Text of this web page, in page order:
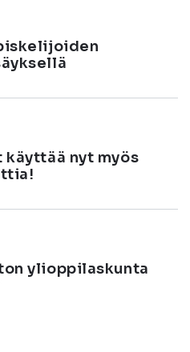
käyttää nyt myös
ylioppilaskunta